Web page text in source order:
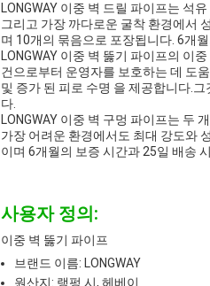
LONGWAY 이중 벽 드릴 파이프는 석
그리고 가장 까다로운 굴착 환경에서
며 10개의 묶음으로 포장됩니다. 6개
LONGWAY 이중 벽 뚫기 파이프의 이
건으로부터 운영자를 보호하는 데 도
및 증가 된 피로 수명 을 제공합니다.
다.
LONGWAY 이중 벽 구멍 파이프는 두
가장 어려운 환경에서도 최대 강도와
이며 6개월의 보증 시간과 25일 배송
사용자 정의:
이중 벽 뚫기 파이프
브랜드 이름: LONGWAY
원산지: 랭펑 시, 헤베이